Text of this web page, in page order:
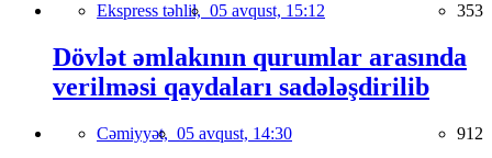
Ekspress təhlil, 05 avqust, 15:12 353
Dövlət əmlakının qurumlar arasında
verilməsi qaydaları sadələşdirilib
Cəmiyyət, 05 avqust, 14:30 912